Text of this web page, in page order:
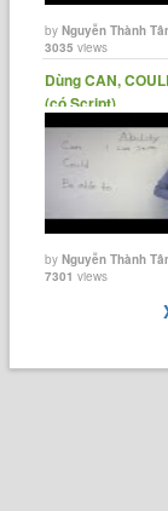
byNguyễn Thành
3035 views
Dùng CAN,
(có Script)
byNguyễn Thành
7301 views